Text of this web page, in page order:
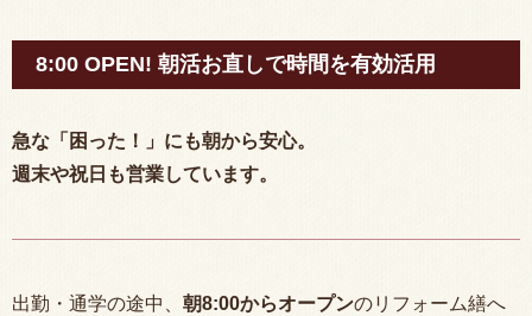
8:00 OPEN! 朝活お直しで時間を有効活用
急な「困った！」にも朝から安心。
週末や祝日も営業しています。
出勤・通学の途中、 朝8:00からオープンのリフォーム繕へ